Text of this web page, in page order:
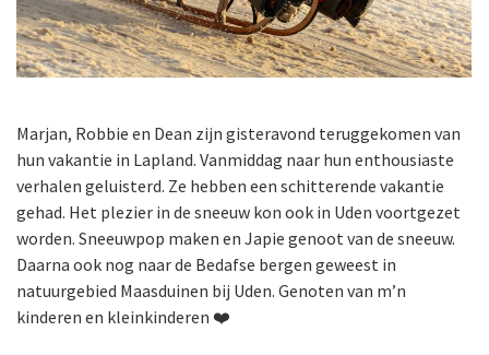
Marjan, Robbie en Dean zijn gisteravond teruggekomen van
hun vakantie in Lapland. Vanmiddag naar hun enthousiaste
verhalen geluisterd. Ze hebben een schitterende vakantie
gehad. Het plezier in de sneeuw kon ook in Uden voortgezet
worden. Sneeuwpop maken en Japie genoot van de sneeuw.
Daarna ook nog naar de Bedafse bergen geweest in
natuurgebied Maasduinen bij Uden. Genoten van m’n
kinderen en kleinkinderen ❤️